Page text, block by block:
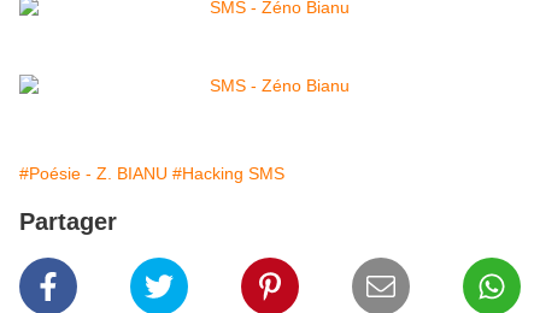
#Poésie - Z. BIANU #Hacking SMS
Partager